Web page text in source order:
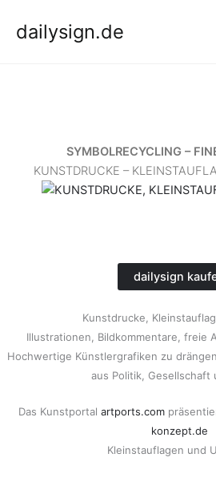
Inhaltdailysign.de
SYMBOLRECYCLING –
KUNSTDRUCKE –
dailysign
Kunstdrucke,
Illustrationen, Bildkommentare, freie
Hochwertige Künstlergrafiken zu
aus Politik, Gesellschaft
Das Kunstportal artports.com
konzept.de
Kleinstauflagen und